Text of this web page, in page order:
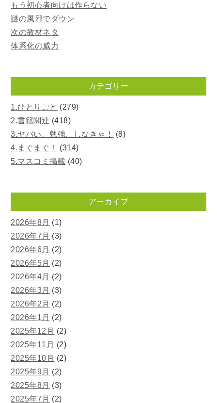
もう初心者向けは作らない
謎の風邪でダウン
次の教材ネタ
体系化の威力
カテゴリー
1.ひとりごと (279)
2.書籍関連 (418)
3.ヤバい、勉強、しなきゃ！
(8)
4.まぐまぐ！
(314)
5.マスコミ掲載 (40)
アーカイブ
2026年8月 (1)
2026年7月 (3)
2026年6月 (2)
2026年5月 (2)
2026年4月 (2)
2026年3月 (3)
2026年2月 (2)
2026年1月 (2)
2025年12月 (2)
2025年11月 (2)
2025年10月 (2)
2025年9月 (2)
2025年8月 (3)
2025年7月 (2)